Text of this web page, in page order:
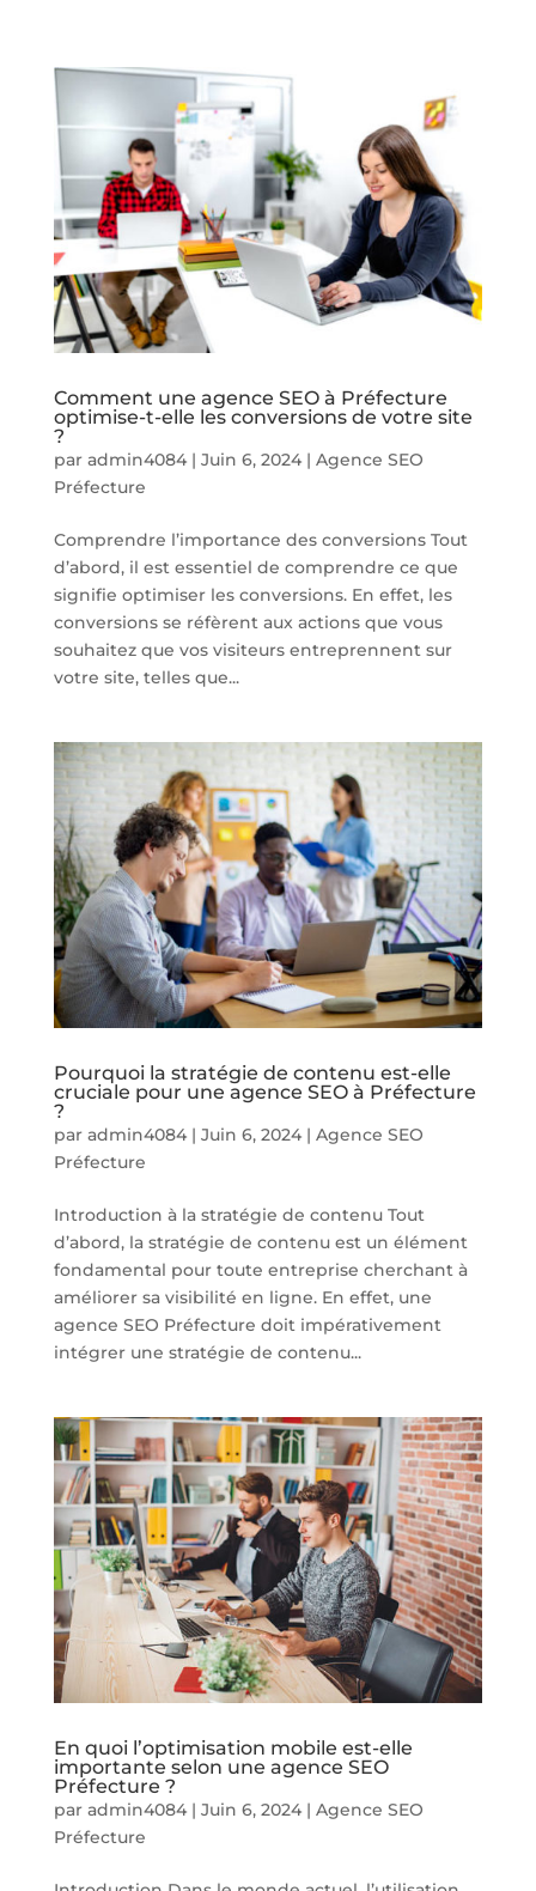
Comment une agence SEO à Préfecture
optimise-t-elle les conversions de votre site
?
par admin4084| Juin 6, 2024| Agence SEO
Préfecture
Comprendre l’importance des conversions Tout
d’abord, il est essentiel de comprendre ce que
signifie optimiser les conversions. En effet, les
conversions se réfèrent aux actions que vous
souhaitez que vos visiteurs entreprennent sur
votre site, telles que...
Pourquoi la stratégie de contenu est-elle
cruciale pour une agence SEO à Préfecture
?
par admin4084| Juin 6, 2024| Agence SEO
Préfecture
Introduction à la stratégie de contenu Tout
d’abord, la stratégie de contenu est un élément
fondamental pour toute entreprise cherchant à
améliorer sa visibilité en ligne. En effet, une
agence SEO Préfecture doit impérativement
intégrer une stratégie de contenu...
En quoi l’optimisation mobile est-elle
importante selon une agence SEO
Préfecture ?
par admin4084| Juin 6, 2024| Agence SEO
Préfecture